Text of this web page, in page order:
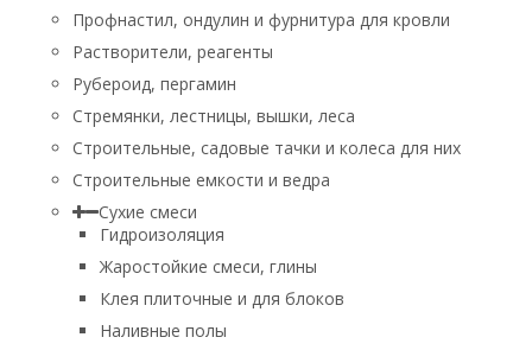
Профнастил, ондулин и фурнитура для кровли
Растворители, реагенты
Рубероид, пергамин
Стремянки, лестницы, вышки, леса
Строительные, садовые тачки и колеса для них
Строительные емкости и ведра
Сухие смеси
Гидроизоляция
Жаростойкие смеси, глины
Клея плиточные и для блоков
Наливные полы